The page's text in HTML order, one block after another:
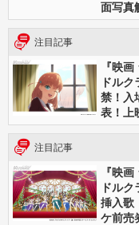
面写真
注目記事
『映
ドル
禁！入
表！上
注目記事
『映
ドル
挿入歌
ケ前売